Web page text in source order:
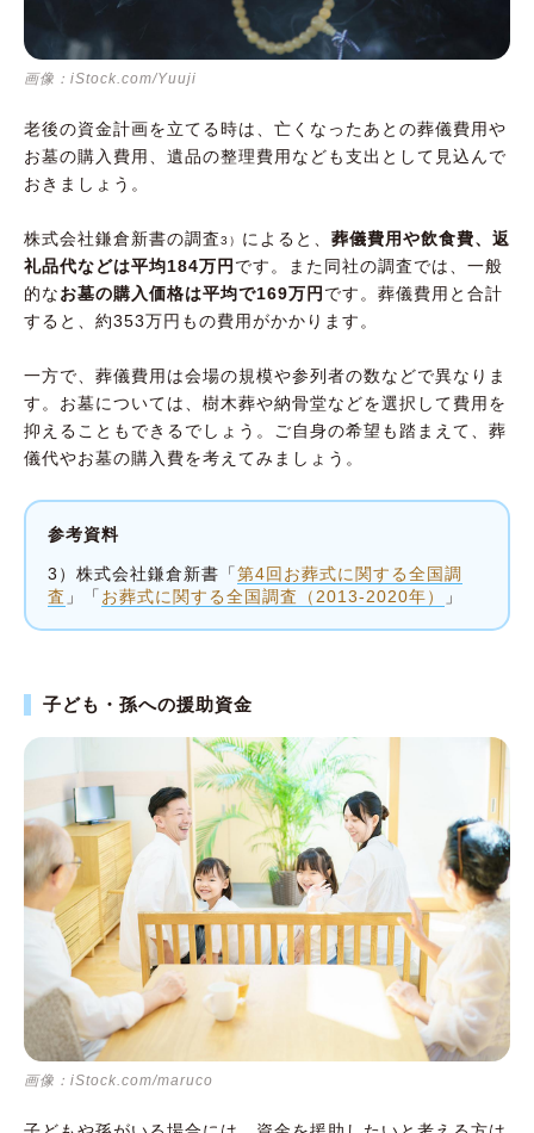
画像：iStock.com/Yuuji
老後の資金計画を立てる時は、亡くなったあとの葬儀費用や
お墓の購入費用、遺品の整理費用なども支出として見込んで
おきましょう。
株式会社鎌倉新書の調査3） によると、 葬儀費用や飲食費、返
礼品代などは平均184万円 です。また同社の調査では、一般
的なお墓の購入価格は平均で169万円 です。葬儀費用と合計
すると、約353万円もの費用がかかります。
一方で、葬儀費用は会場の規模や参列者の数などで異なりま
す。お墓については、樹木葬や納骨堂などを選択して費用を
抑えることもできるでしょう。ご自身の希望も踏まえて、葬
儀代やお墓の購入費を考えてみましょう。
参考資料
3）株式会社鎌倉新書「 第4回お葬式に関する全国調
査 」「 お葬式に関する全国調査（2013-2020年） 」
子ども・孫への援助資金
画像：iStock.com/maruco